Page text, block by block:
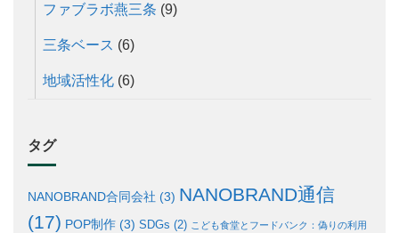
ファブラボ燕三条 (9)
三条ベース (6)
地域活性化 (6)
タグ
NANOBRAND合同会社 (3) NANOBRAND通信
(17) POP制作 (3) SDGs (2) こども食堂とフードバンク：偽りの利用